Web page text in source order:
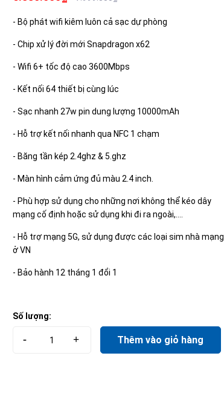
- Bộ phát wifi kiêm luôn cả sạc dự phòng
- Chip xử lý đời mới Snapdragon x62
- Wifi 6+ tốc độ cao 3600Mbps
- Kết nối 64 thiết bị cùng lúc
- Sạc nhanh 27w pin dung lượng 10000mAh
- Hỗ trợ kết nối nhanh qua NFC 1 chạm
- Băng tần kép 2.4ghz & 5.ghz
- Màn hình cảm ứng đủ màu 2.4 inch.
- Phù hợp sử dụng cho những nơi không thể kéo dây
mạng cố định hoặc sử dụng khi đi ra ngoài,….
- Hỗ trợ mạng 5G, sử dụng được các loại sim nhà mạng
ở VN
- Bảo hành 12 tháng 1 đổi 1
Số lượng:
- + Thêm vào giỏ hàng